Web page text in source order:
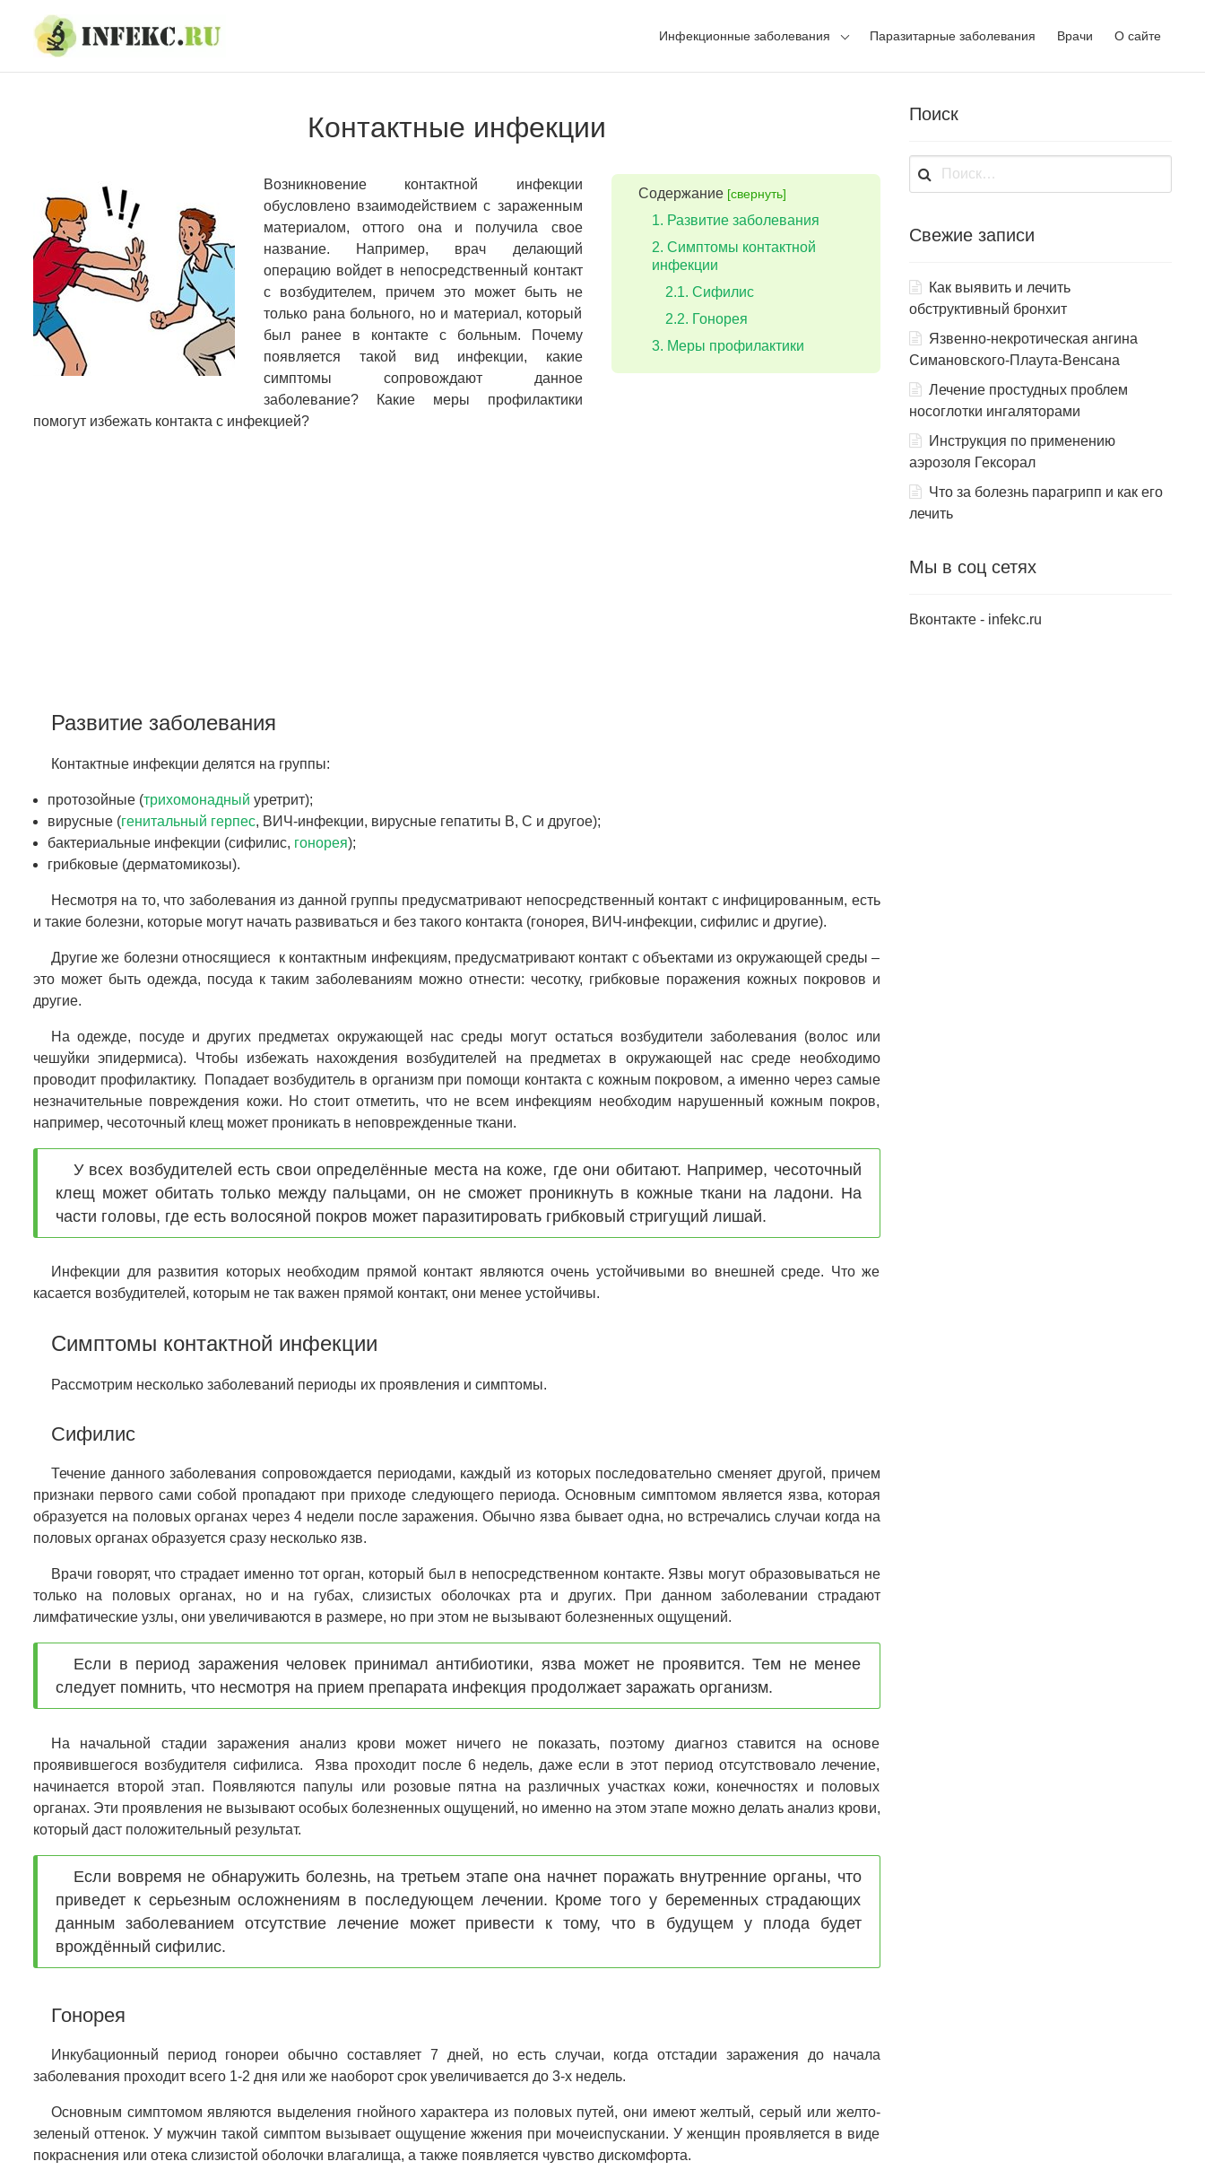
navigation
content
Инфекционные заболевания Паразитарные заболевания Врачи О сайте
Контактные инфекции
Содержание [свернуть]
Развитие заболевания
Симптомы контактной
инфекции
Сифилис
Гонорея
Меры профилактики
Возникновение контактной инфекции
обусловлено взаимодействием с зараженным
материалом, оттого она и получила свое
название. Например, врач делающий
операцию войдет в непосредственный контакт
с возбудителем, причем это может быть не
только рана больного, но и материал, который
был ранее в контакте с больным. Почему
появляется такой вид инфекции, какие
симптомы сопровождают данное
заболевание? Какие меры профилактики
помогут избежать контакта с инфекцией?
Развитие заболевания
Контактные инфекции делятся на группы:
протозойные (трихомонадный уретрит);
вирусные (генитальный герпес, ВИЧ-инфекции, вирусные гепатиты B, C и другое);
бактериальные инфекции (сифилис, гонорея);
грибковые (дерматомикозы).
Несмотря на то, что заболевания из данной группы предусматривают непосредственный контакт с инфицированным, есть
и такие болезни, которые могут начать развиваться и без такого контакта (гонорея, ВИЧ-инфекции, сифилис и другие).
Другие же болезни относящиеся к контактным инфекциям, предусматривают контакт с объектами из окружающей среды –
это может быть одежда, посуда к таким заболеваниям можно отнести: чесотку, грибковые поражения кожных покровов и
другие.
На одежде, посуде и других предметах окружающей нас среды могут остаться возбудители заболевания (волос или
чешуйки эпидермиса). Чтобы избежать нахождения возбудителей на предметах в окружающей нас среде необходимо
проводит профилактику. Попадает возбудитель в организм при помощи контакта с кожным покровом, а именно через самые
незначительные повреждения кожи. Но стоит отметить, что не всем инфекциям необходим нарушенный кожным покров,
например, чесоточный клещ может проникать в неповрежденные ткани.
У всех возбудителей есть свои определённые места на коже, где они обитают. Например, чесоточный
клещ может обитать только между пальцами, он не сможет проникнуть в кожные ткани на ладони. На
части головы, где есть волосяной покров может паразитировать грибковый стригущий лишай.
Инфекции для развития которых необходим прямой контакт являются очень устойчивыми во внешней среде. Что же
касается возбудителей, которым не так важен прямой контакт, они менее устойчивы.
Симптомы контактной инфекции
Рассмотрим несколько заболеваний периоды их проявления и симптомы.
Сифилис
Течение данного заболевания сопровождается периодами, каждый из которых последовательно сменяет другой, причем
признаки первого сами собой пропадают при приходе следующего периода. Основным симптомом является язва, которая
образуется на половых органах через 4 недели после заражения. Обычно язва бывает одна, но встречались случаи когда на
половых органах образуется сразу несколько язв.
Врачи говорят, что страдает именно тот орган, который был в непосредственном контакте. Язвы могут образовываться не
только на половых органах, но и на губах, слизистых оболочках рта и других. При данном заболевании страдают
лимфатические узлы, они увеличиваются в размере, но при этом не вызывают болезненных ощущений.
Если в период заражения человек принимал антибиотики, язва может не проявится. Тем не менее
следует помнить, что несмотря на прием препарата инфекция продолжает заражать организм.
На начальной стадии заражения анализ крови может ничего не показать, поэтому диагноз ставится на основе
проявившегося возбудителя сифилиса. Язва проходит после 6 недель, даже если в этот период отсутствовало лечение,
начинается второй этап. Появляются папулы или розовые пятна на различных участках кожи, конечностях и половых
органах. Эти проявления не вызывают особых болезненных ощущений, но именно на этом этапе можно делать анализ крови,
который даст положительный результат.
Если вовремя не обнаружить болезнь, на третьем этапе она начнет поражать внутренние органы, что
приведет к серьезным осложнениям в последующем лечении. Кроме того у беременных страдающих
данным заболеванием отсутствие лечение может привести к тому, что в будущем у плода будет
врождённый сифилис.
Гонорея
Инкубационный период гонореи обычно составляет 7 дней, но есть случаи, когда отстадии заражения до начала
заболевания проходит всего 1-2 дня или же наоборот срок увеличивается до 3-х недель.
Основным симптомом являются выделения гнойного характера из половых путей, они имеют желтый, серый или желто-
зеленый оттенок. У мужчин такой симптом вызывает ощущение жжения при мочеиспускании. У женщин проявляется в виде
покраснения или отека слизистой оболочки влагалища, а также появляется чувство дискомфорта.
Поиск
Найти:
Свежие записи
Как выявить и лечить
обструктивный бронхит
Язвенно-некротическая ангина
Симановского-Плаута-Венсана
Лечение простудных проблем
носоглотки ингаляторами
Инструкция по применению
аэрозоля Гексорал
Что за болезнь парагрипп и как его
лечить
Мы в соц сетях
Вконтакте - infekc.ru